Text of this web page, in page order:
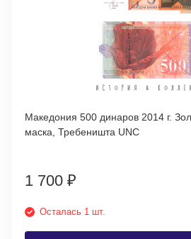
Македония 500 динаров 2014 г.
маска, Требеништа UNC
1 700 ₽
Осталась 1 шт.